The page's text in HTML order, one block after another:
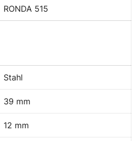
RONDA 515
Stahl
39 mm
12 mm